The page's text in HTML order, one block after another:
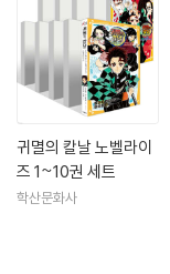
귀멸의 칼날 노벨라이
즈 1~10권 세트
학산문화사